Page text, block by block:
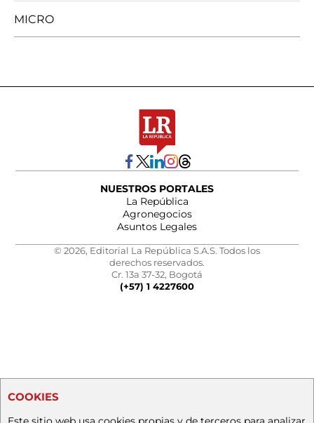
MICRO
NUESTROS PORTALES
La República
Agronegocios
Asuntos Legales
© 2026, Editorial La República S.A.S. Todos los
derechos reservados.
Cr. 13a 37-32, Bogotá
(+57) 1 4227600
COOKIES